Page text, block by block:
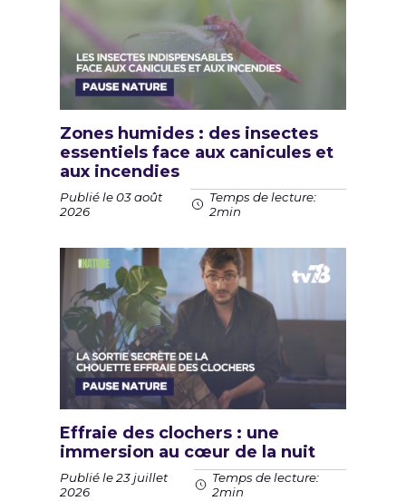
Zones humides : des insectes
essentiels face aux canicules et
aux incendies
Publié le 03 août
2026
Temps de lecture:
2min
Effraie des clochers : une
immersion au cœur de la nuit
Publié le 23 juillet
2026
Temps de lecture:
2min